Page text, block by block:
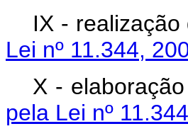
IX -
Lei nº 11.344,
X -
pela Lei nº